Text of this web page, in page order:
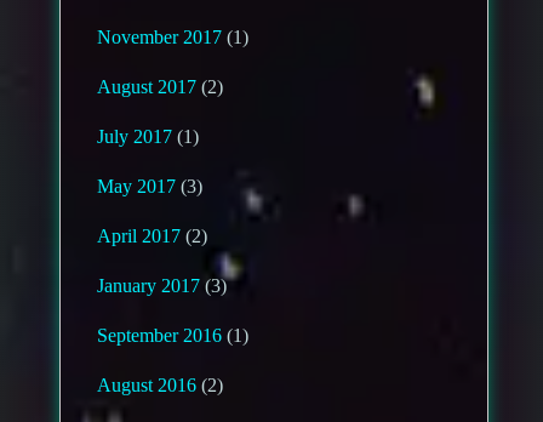
November 2017 (1)
August 2017 (2)
July 2017 (1)
May 2017 (3)
April 2017 (2)
January 2017 (3)
September 2016 (1)
August 2016 (2)